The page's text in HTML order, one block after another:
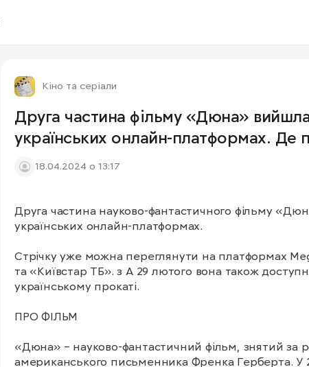
Кіно та серіали
Друга частина фільму «Дюна»
українських онлайн-платформах. Де
18.04.2024 о 13:17
Друга частина науково-фантастичного фільму
українських онлайн-платформах.
Стрічку уже можна переглянути на платформах
та «Київстар ТБ». з А 29 лютого вона також
українському прокаті.
ПРО ФІЛЬМ
«Дюна» – науково-фантастичний фільм, знятий за
американського письменника Френка Герберта. У